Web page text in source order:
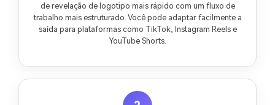
de revelação de logotipo mais rápido com um fluxo de
trabalho mais estruturado. Você pode adaptar facilmente a
saída para plataformas como TikTok, Instagram Reels e
YouTube Shorts.